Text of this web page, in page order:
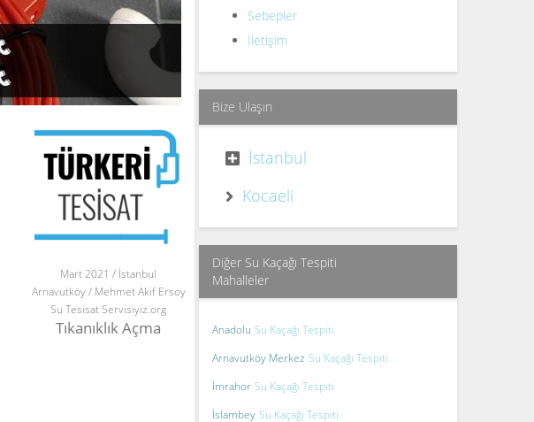
Mart 2021 / İstanbul
Arnavutköy / Mehmet Akif Ersoy
Su Tesisat Servisiyiz.org
Tıkanıklık Açma
Sebepler
İletişim
Bize Ulaşın
İstanbul
Kocaeli
Diğer Su Kaçağı Tespiti
Mahalleler
Anadolu Su Kaçağı Tespiti
Arnavutköy Merkez Su Kaçağı Tespiti
İmrahor Su Kaçağı Tespiti
İslambey Su Kaçağı Tespiti